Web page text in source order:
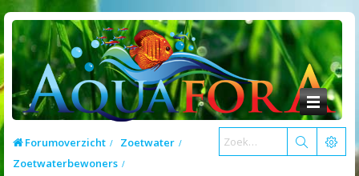
Forumoverzicht
Zoetwater
Zoetwaterbewoners